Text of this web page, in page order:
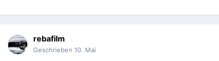
rebafilm
Geschrieben 10. Mai